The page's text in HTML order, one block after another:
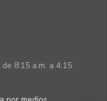
8:15 a.m. a 4:15